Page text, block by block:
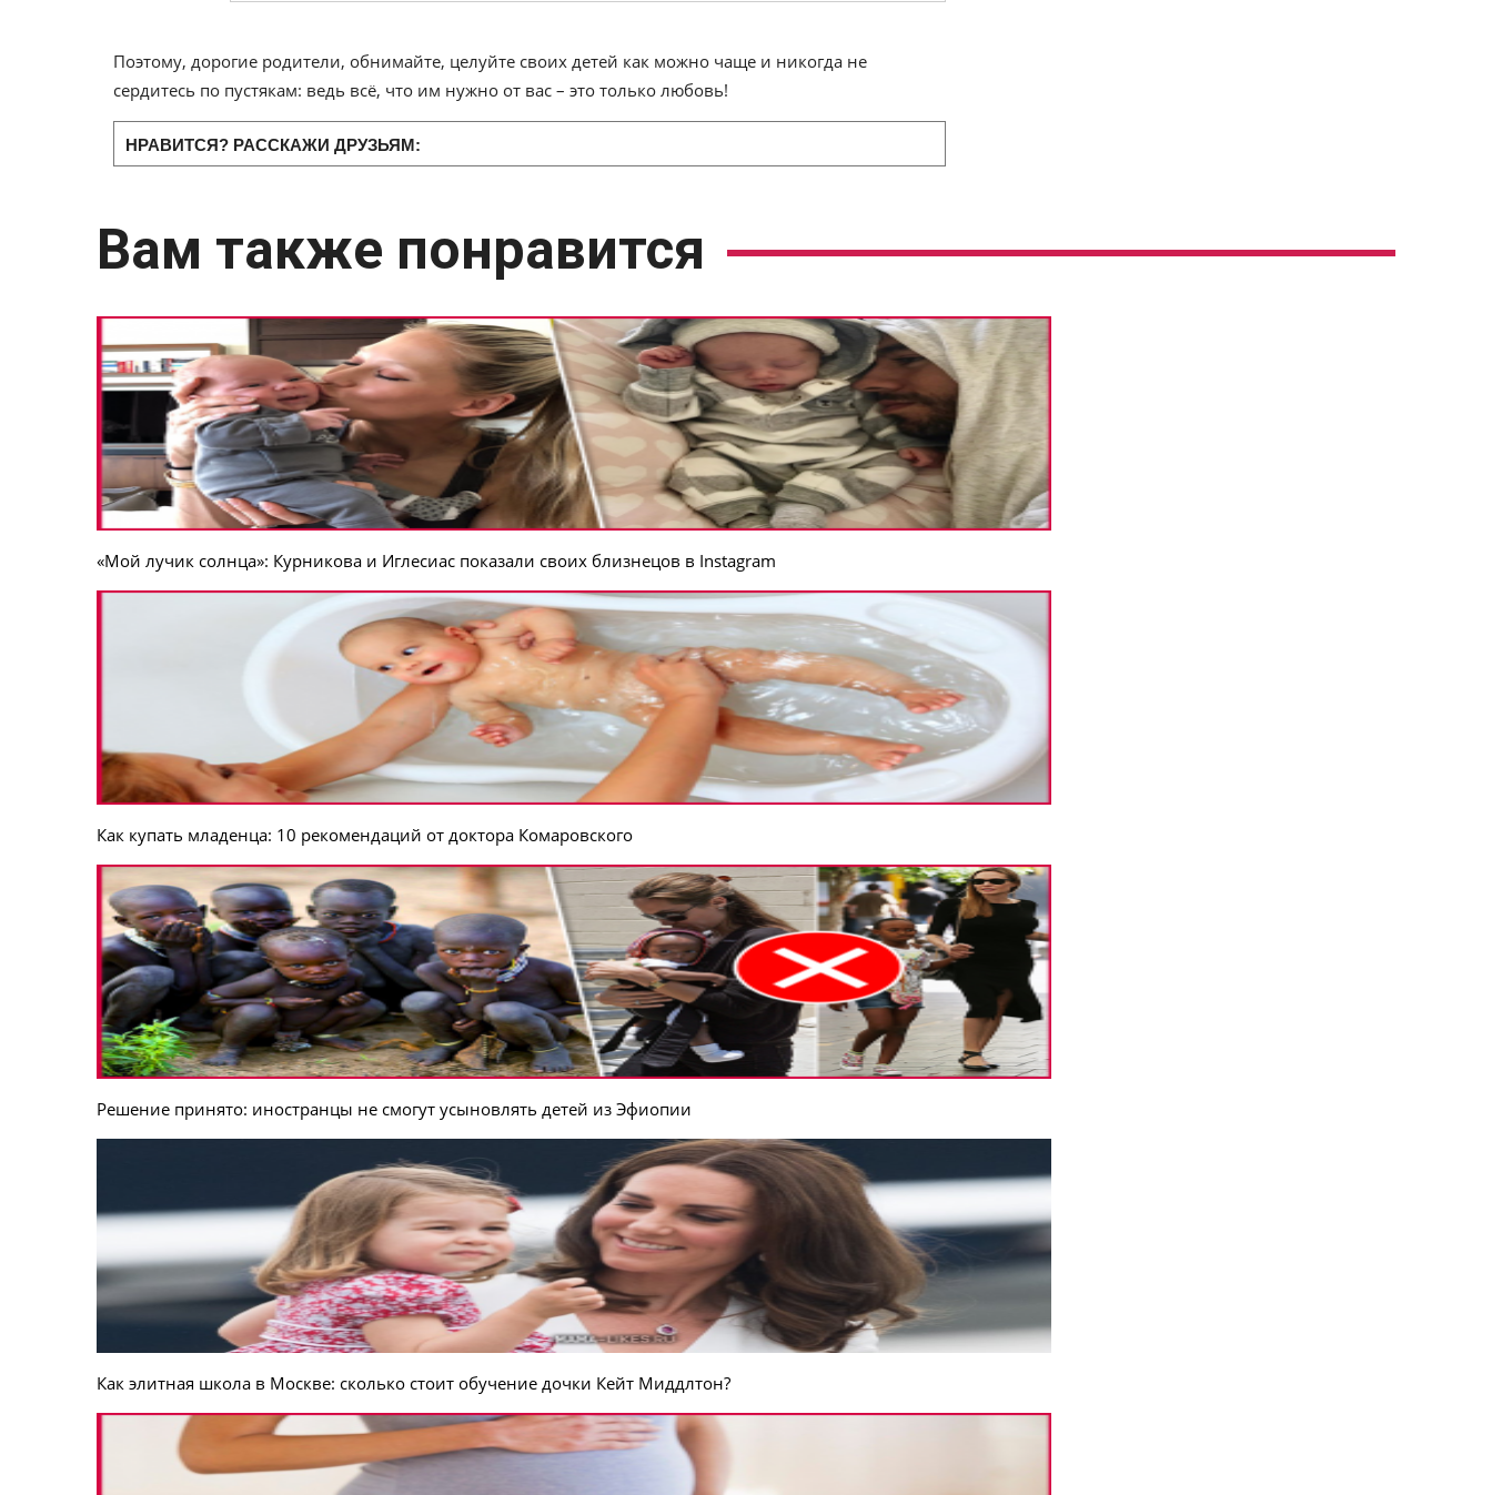
Поэтому, дорогие родители, обнимайте, целуйте своих детей как можно чаще и никогда не
сердитесь по пустякам: ведь всё, что им нужно от вас – это только любовь!
НРАВИТСЯ? РАССКАЖИ ДРУЗЬЯМ:
Вам также понравится
«Мой лучик солнца»: Курникова и Иглесиас показали своих близнецов в Instagram
Как купать младенца: 10 рекомендаций от доктора Комаровского
Решение принято: иностранцы не смогут усыновлять детей из Эфиопии
Как элитная школа в Москве: сколько стоит обучение дочки Кейт Миддлтон?